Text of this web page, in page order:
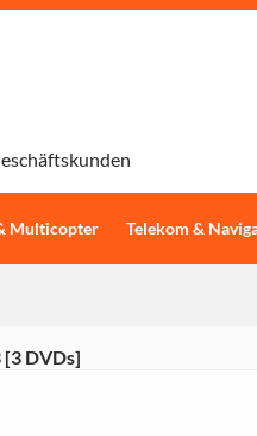
Multicopter Telekom &
[3 DVDs]